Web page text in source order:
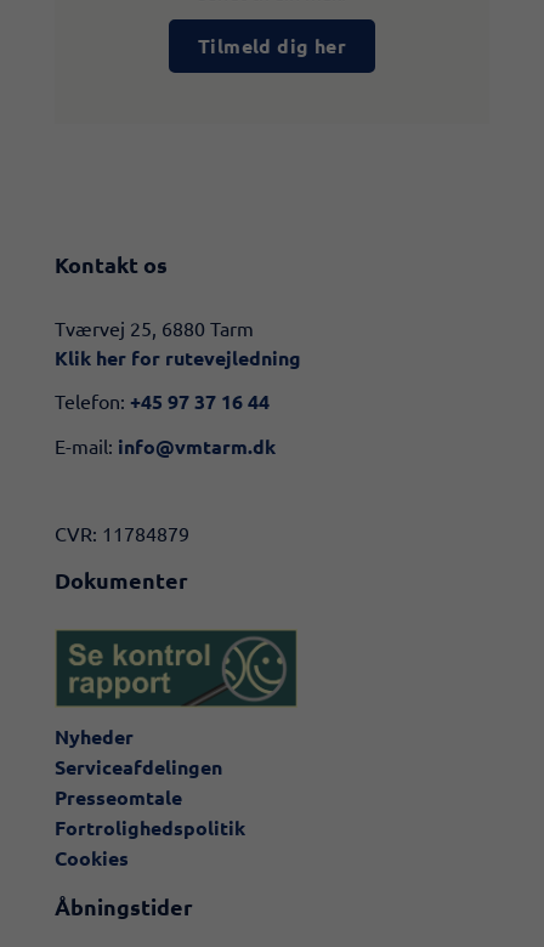
Tilmeld dig her
Kontakt os
​​Tværvej 25, 6880 Tarm
Klik her for rutevejledning​
Telefon: +45 97 37 16 44
E-mail: info@vmtarm.dk
CVR: 11784879
Dokumenter
Nyheder
Serviceafdelingen
Presseomtale
Fortrolighedspolitik
Cookies
Åbningstider